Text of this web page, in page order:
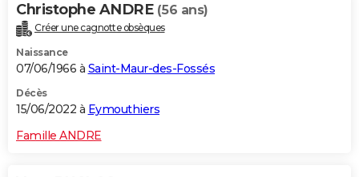
Christophe ANDRE (56 ans)
Créer une cagnotte obsèques
Naissance
07/06/1966 à Saint-Maur-des-Fossés
Décès
15/06/2022 à Eymouthiers
Famille ANDRE